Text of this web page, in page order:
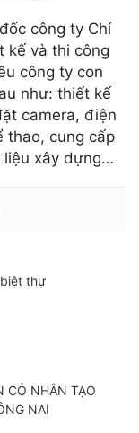
công ty Chí
kế và thi công
công ty con
như: thiết kế
camera, điện
thao, cung cấp
liệu xây dựng…
thự
CỎ NHÂN TẠO
NAI